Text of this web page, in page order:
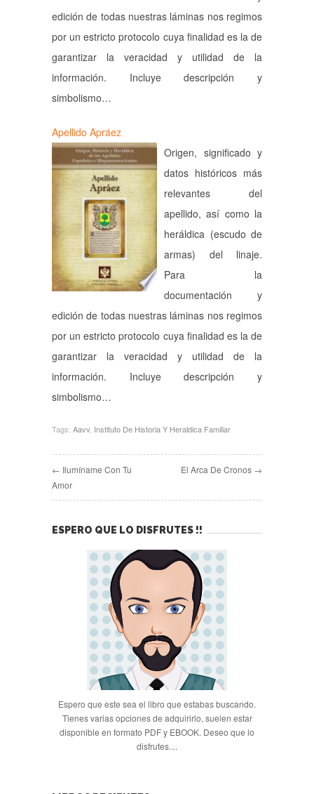
edición de todas nuestras láminas nos regimos
por un estricto protocolo cuya finalidad es la de
garantizar la veracidad y utilidad de la
información. Incluye descripción y
simbolismo…
Apellido Apráez
Origen, significado y
datos históricos más
relevantes del
apellido, así como la
heráldica (escudo de
armas) del linaje.
Para la
documentación y
edición de todas nuestras láminas nos regimos
por un estricto protocolo cuya finalidad es la de
garantizar la veracidad y utilidad de la
información. Incluye descripción y
simbolismo…
Tags: Aavv Instituto De Historia Y Heraldica Familiar
← Ilumíname Con Tu
Amor
El Arca De Cronos →
ESPERO QUE LO DISFRUTES !!
Espero que este sea el libro que estabas buscando.
Tienes varias opciones de adquirirlo, suelen estar
disponible en formato PDF y EBOOK. Deseo que lo
disfrutes....